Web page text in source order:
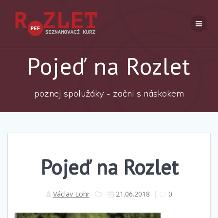
Pojeď na Rozlet
poznej spolužáky - začni s náskokem
Pojeď na Rozlet
Václav Lohr 21.06.2018 | 0